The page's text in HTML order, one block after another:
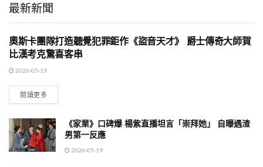
最新新聞
影劇與娛樂
奧斯卡團隊打造聽覺犯罪鉅作《盜音天才》 爵士傳奇大師賀
比漢考克驚喜客串
2026-05-19
閱讀更多
《家業》口碑爆 楊紫直播坦言「崇拜她」 自曝遇渣
男第一反應
2026-05-19